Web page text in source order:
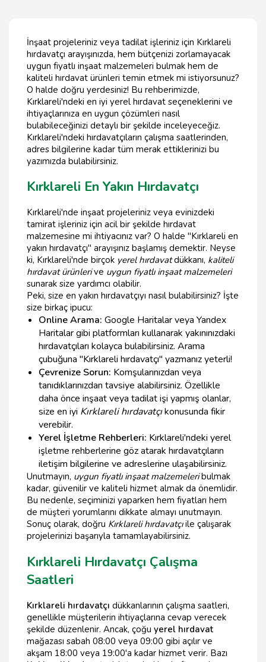
İnşaat projeleriniz veya tadilat işleriniz için Kırklareli
hırdavatçı arayışınızda, hem bütçenizi zorlamayacak
uygun fiyatlı inşaat malzemeleri bulmak hem de
kaliteli hırdavat ürünleri temin etmek mi istiyorsunuz?
O halde doğru yerdesiniz! Bu rehberimizde,
Kırklareli'ndeki en iyi yerel hırdavat seçeneklerini ve
ihtiyaçlarınıza en uygun çözümleri nasıl
bulabileceğinizi detaylı bir şekilde inceleyeceğiz.
Kırklareli'ndeki hırdavatçıların çalışma saatlerinden,
adres bilgilerine kadar tüm merak ettiklerinizi bu
yazımızda bulabilirsiniz.
Kırklareli En Yakın Hırdavatçı
Kırklareli'nde inşaat projeleriniz veya evinizdeki
tamirat işleriniz için acil bir şekilde hırdavat
malzemesine mi ihtiyacınız var? O halde "Kırklareli en
yakın hırdavatçı" arayışınız başlamış demektir. Neyse
ki, Kırklareli'nde birçok yerel hırdavatdükkanı, kaliteli
hırdavat ürünlerive uygun fiyatlı inşaat malzemeleri
sunarak size yardımcı olabilir.
Peki, size en yakın hırdavatçıyı nasıl bulabilirsiniz? İşte
size birkaç ipucu:
Online Arama: Google Haritalar veya Yandex
Haritalar gibi platformları kullanarak yakınınızdaki
hırdavatçıları kolayca bulabilirsiniz. Arama
çubuğuna "Kırklareli hırdavatçı" yazmanız yeterli!
Çevrenize Sorun: Komşularınızdan veya
tanıdıklarınızdan tavsiye alabilirsiniz. Özellikle
daha önce inşaat veya tadilat işi yapmış olanlar,
size en iyi Kırklareli hırdavatçıkonusunda fikir
verebilir.
Yerel İşletme Rehberleri: Kırklareli'ndeki yerel
işletme rehberlerine göz atarak hırdavatçıların
iletişim bilgilerine ve adreslerine ulaşabilirsiniz.
Unutmayın, uygun fiyatlı inşaat malzemeleribulmak
kadar, güvenilir ve kaliteli hizmet almak da önemlidir.
Bu nedenle, seçiminizi yaparken hem fiyatları hem
de müşteri yorumlarını dikkate almayı unutmayın.
Sonuç olarak, doğru Kırklareli hırdavatçıile çalışarak
projelerinizi başarıyla tamamlayabilirsiniz.
Kırklareli Hırdavatçı Çalışma
Saatleri
Kırklareli hırdavatçı dükkanlarının çalışma saatleri,
genellikle müşterilerin ihtiyaçlarına cevap verecek
şekilde düzenlenir. Ancak, çoğu yerel hırdavat
mağazası sabah 08:00 veya 09:00 gibi açılır ve
akşam 18:00 veya 19:00'a kadar hizmet verir. Bazı